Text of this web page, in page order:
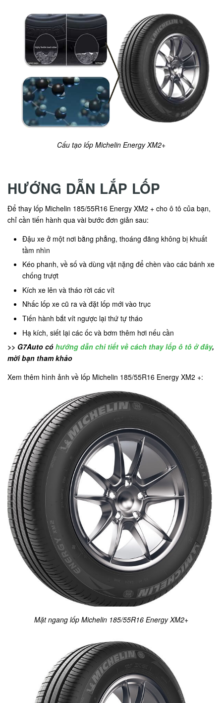
Cấu tạo lốp Michelin Energy XM2+
HƯỚNG DẪN LẮP LỐP
Để thay lốp Michelin 185/55R16 Energy XM2 + cho ô tô của bạn,
chỉ cần tiến hành qua vài bước đơn giản sau:
Đậu xe ở một nơi bằng phẳng, thoáng đãng không bị khuất
tầm nhìn
Kéo phanh, về số và dùng vật nặng để chèn vào các bánh xe
chống trượt
Kích xe lên và tháo rời các vít
Nhấc lốp xe cũ ra và đặt lốp mới vào trục
Tiến hành bắt vít ngược lại thứ tự tháo
Hạ kích, siết lại các ốc và bơm thêm hơi nếu cần
>> G7Auto có hướng dẫn chi tiết về cách thay lốp ô tô ở đây,
mời bạn tham khảo
Xem thêm hình ảnh về lốp Michelin 185/55R16 Energy XM2 +:
Mặt ngang lốp Michelin 185/55R16 Energy XM2+